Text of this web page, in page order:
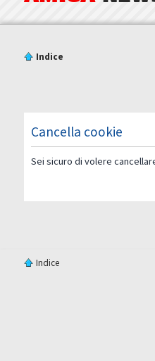
Indice
Cancella cookie
Sei sicuro di volere
Indice